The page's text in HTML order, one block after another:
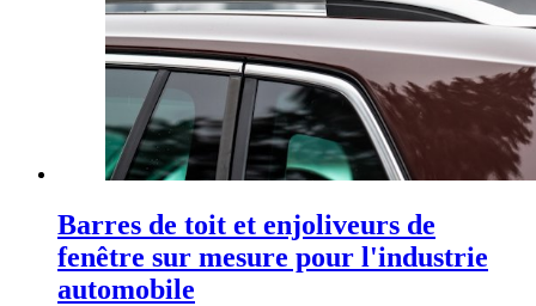
Barres de toit et enjoliveurs de
fenêtre sur mesure pour l'industrie
automobile